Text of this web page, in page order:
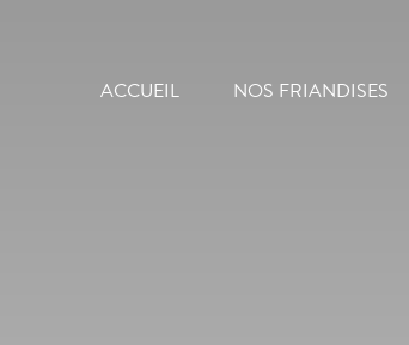
ACCUEIL NOS FRIANDISES